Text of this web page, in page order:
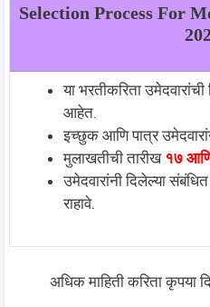
Selection Process For
या भरतीकरिता
आहेत.
इच्छुक आणि पात्र
मुलाखतीची तारीख १७
उमेदवारांनी दिलेल्या
राहावे.
अधिक माहिती करिता कृपया